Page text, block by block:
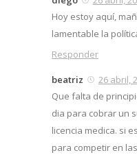
Hoy estoy aquí,
lamentable la
Responder
beatriz
26 abril,
Que falta de
dia para cobrar un
licencia medica. si
para competir en